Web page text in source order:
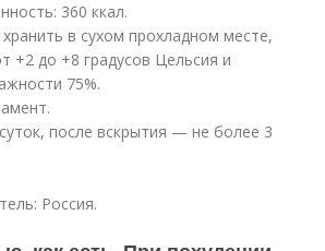
360 ккал.
в сухом прохладном месте,
+2 до +8 градусов Цельсия и
75%.
после вскрытия — не более 3
Россия.